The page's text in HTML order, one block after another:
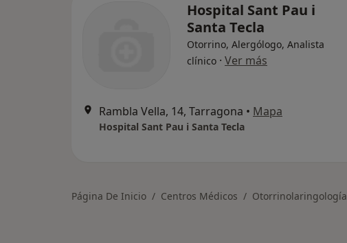
Hospital Sant Pau i
Santa Tecla
Otorrino, Alergólogo, Analista
clínico · Ver más
Rambla Vella, 14, Tarragona • Mapa
Hospital Sant Pau i Santa Tecla
Página De Inicio Centros Médicos Otorrinolaringología